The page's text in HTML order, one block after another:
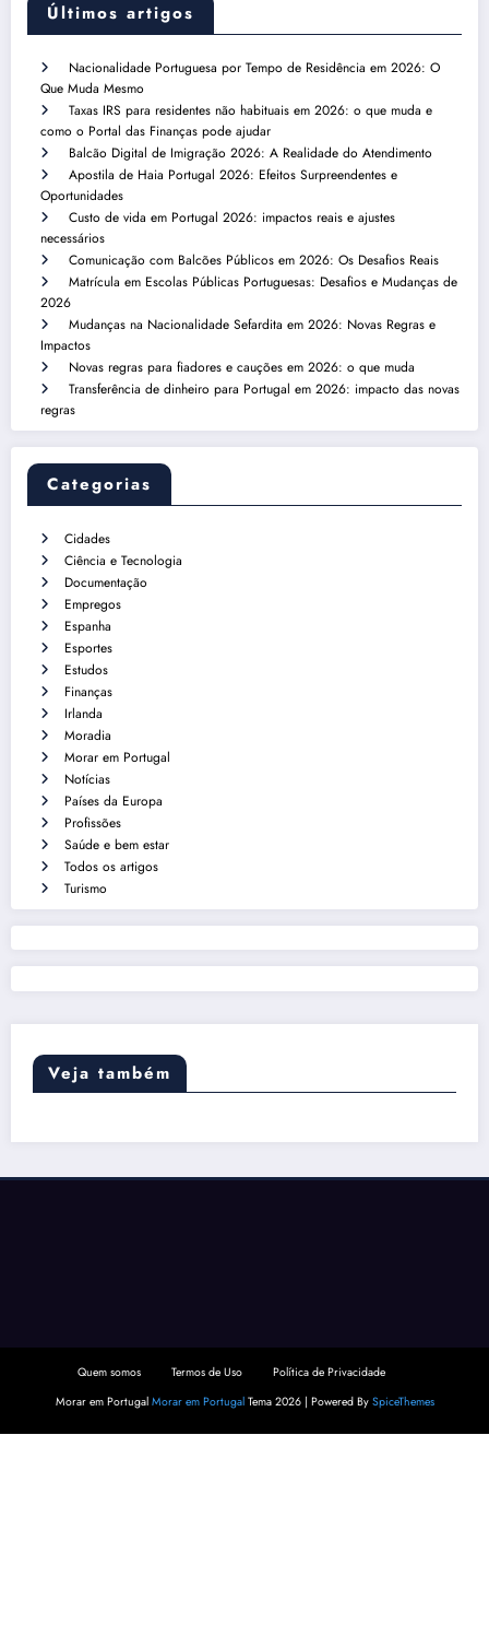
Últimos artigos
Nacionalidade Portuguesa por Tempo de Residência em 2026: O
Que Muda Mesmo
Taxas IRS para residentes não habituais em 2026: o que muda e
como o Portal das Finanças pode ajudar
Balcão Digital de Imigração 2026: A Realidade do Atendimento
Apostila de Haia Portugal 2026: Efeitos Surpreendentes e
Oportunidades
Custo de vida em Portugal 2026: impactos reais e ajustes
necessários
Comunicação com Balcões Públicos em 2026: Os Desafios Reais
Matrícula em Escolas Públicas Portuguesas: Desafios e Mudanças de
2026
Mudanças na Nacionalidade Sefardita em 2026: Novas Regras e
Impactos
Novas regras para fiadores e cauções em 2026: o que muda
Transferência de dinheiro para Portugal em 2026: impacto das novas
regras
Categorias
Cidades
Ciência e Tecnologia
Documentação
Empregos
Espanha
Esportes
Estudos
Finanças
Irlanda
Moradia
Morar em Portugal
Notícias
Países da Europa
Profissões
Saúde e bem estar
Todos os artigos
Turismo
Veja também
Quem somos Termos de Uso
Política de Privacidade
Morar em Portugal Morar em PortugalTema 2026 | Powered By SpiceThemes